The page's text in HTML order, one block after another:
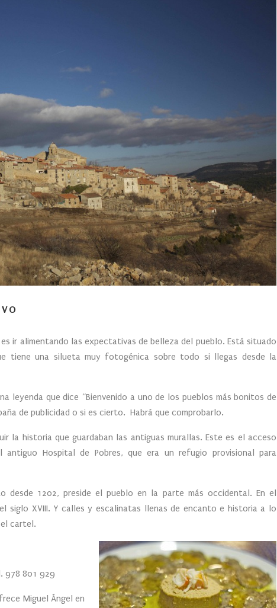
ir alimentando las expectativas de belleza del pueblo. Está situado
tiene una silueta muy fotogénica sobre todo si llegas desde la
leyenda que dice “Bienvenido a uno de los pueblos más bonitos de
de publicidad o si es cierto. Habrá que comprobarlo.
la historia que guardaban las antiguas murallas. Este es el acceso
Hospital de Pobres, que era un refugio provisional para
desde 1202, preside el pueblo en la parte más occidental. En el
siglo XVIII. Y calles y escalinatas llenas de encanto e historia a lo
cartel.
978 801 929
Miguel Ángel en